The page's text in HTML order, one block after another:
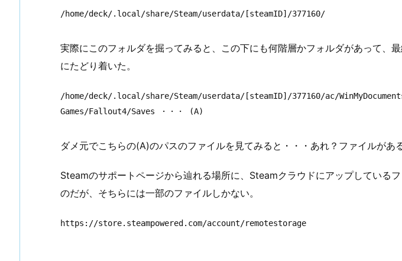
/home/deck/.local/share/Steam/userdata/[steamID]/377160/
実際にこのフォルダを掘ってみると、この下にも何階層かフォルダがあって、
にたどり着いた。
/home/deck/.local/share/Steam/userdata/[steamID]/377160/ac/
Games/Fallout4/Saves ・・・ (A)
ダメ元でこちらの(A)のパスのファイルを見てみると・・・あれ？ファイルがあ
Steamのサポートページから辿れる場所に、Steamクラウドにアップしている
のだが、そちらには一部のファイルしかない。
https://store.steampowered.com/account/remotestorage